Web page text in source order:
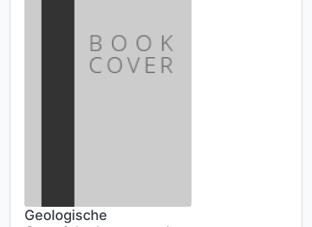
Geologische